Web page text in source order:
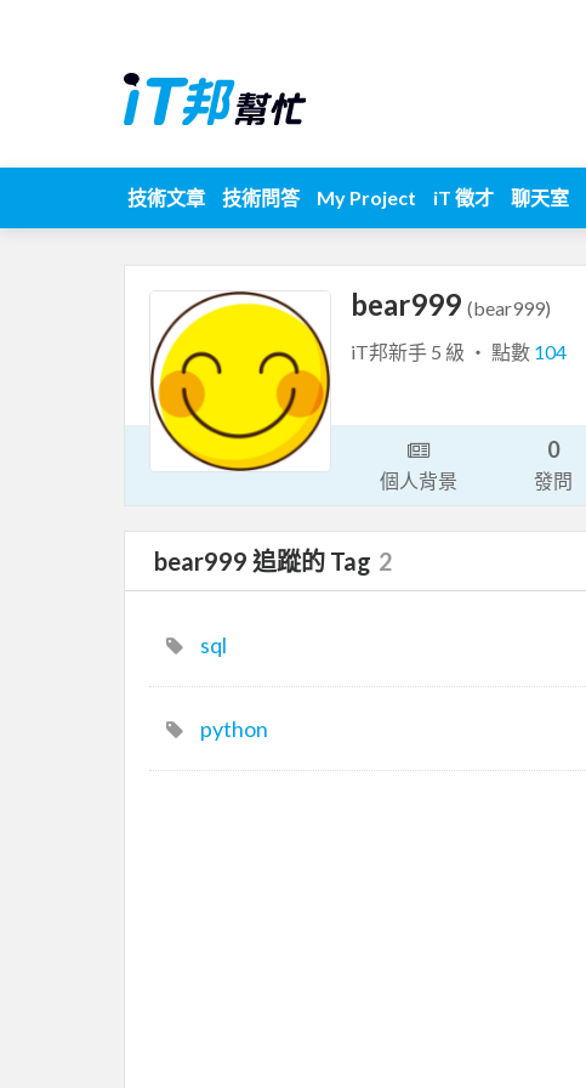
技術文章 技術問答 My Project iT 徵才 聊天室
bear999 (bear999)
iT邦新手 5 級 ‧ 點數 104
個人背景
0
發問
bear999 追蹤的 Tag 2
sql
python